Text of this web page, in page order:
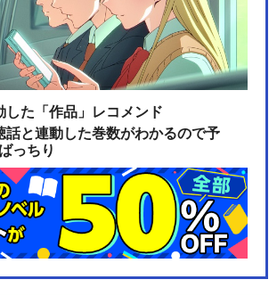
サクラ大戦 帝国歌劇団・花組
2003年新春歌…
サクラ大戦 帝国歌劇団・花組
スーパー歌謡ショ…
サクラ大戦 帝国歌劇団・花組
した「作品」レコメンド
話と連動した巻数がわかるので予
っちり